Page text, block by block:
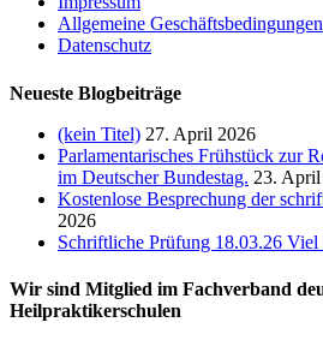
Allgemeine Geschäftsbedingungen
Datenschutz
Neueste Blogbeiträge
(kein Titel) 27. April 2026
Parlamentarisches Frühstück zur
im Deutscher Bundestag. 23.
Kostenlose Besprechung der
2026
Schriftliche Prüfung 18.03.26
Wir sind Mitglied im Fachverband
Heilpraktikerschulen